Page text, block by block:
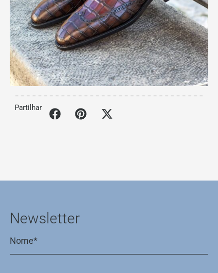
Partilhar
Newsletter